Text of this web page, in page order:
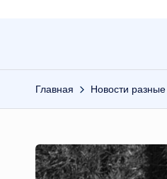
Главная Новости разные